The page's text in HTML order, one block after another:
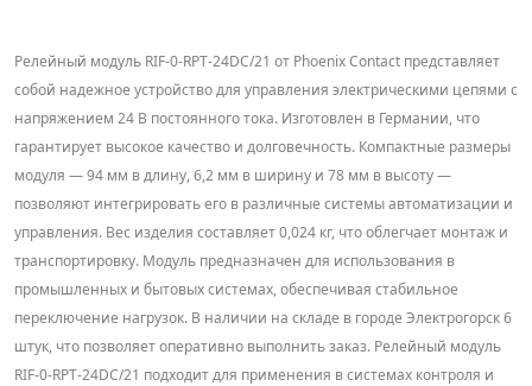
Релейный модуль RIF-0-RPT-24DC/21 от Phoenix Contact представляет
собой надежное устройство для управления электрическими цепями с
напряжением 24 В постоянного тока. Изготовлен в Германии, что
гарантирует высокое качество и долговечность. Компактные размеры
модуля — 94 мм в длину, 6,2 мм в ширину и 78 мм в высоту —
позволяют интегрировать его в различные системы автоматизации и
управления. Вес изделия составляет 0,024 кг, что облегчает монтаж и
транспортировку. Модуль предназначен для использования в
промышленных и бытовых системах, обеспечивая стабильное
переключение нагрузок. В наличии на складе в городе Электрогорск 6
штук, что позволяет оперативно выполнить заказ. Релейный модуль
RIF-0-RPT-24DC/21 подходит для применения в системах контроля и